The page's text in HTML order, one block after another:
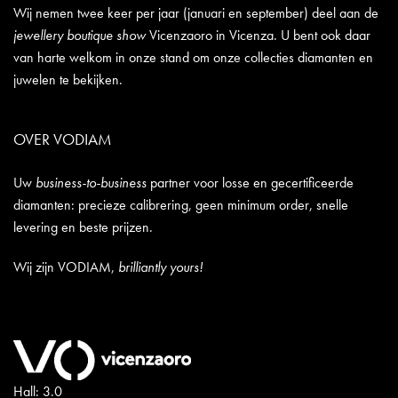
Wij nemen twee keer per jaar (januari en september) deel aan de
jewellery boutique showVicenzaoro in Vicenza. U bent ook daar
van harte welkom in onze stand om onze collecties diamanten en
juwelen te bekijken.
OVER VODIAM
Uw business-to-business partner voor losse en gecertificeerde
diamanten: precieze calibrering, geen minimum order, snelle
levering en beste prijzen.
Wij zijn VODIAM, brilliantly yours!
Hall: 3.0